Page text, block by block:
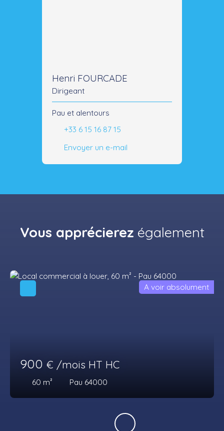
Henri FOURCADE
Dirigeant
Pau et alentours
+33 6 15 16 87 15
Envoyer un e-mail
Vous apprécierez également
900 € /mois HT HC
60 m² Pau 64000
A voir absolument